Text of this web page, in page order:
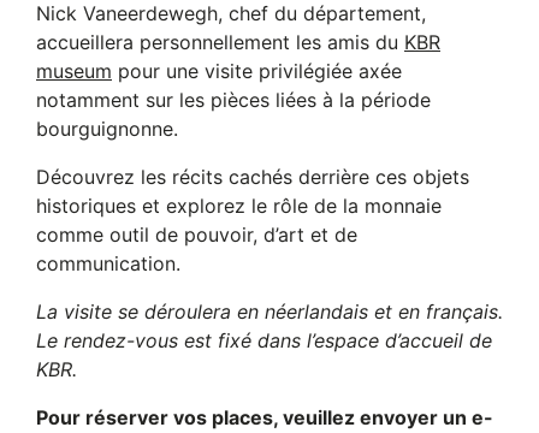
Nick Vaneerdewegh, chef du département,
accueillera personnellement les amis du KBR
museum pour une visite privilégiée axée
notamment sur les pièces liées à la période
bourguignonne.
Découvrez les récits cachés derrière ces objets
historiques et explorez le rôle de la monnaie
comme outil de pouvoir, d’art et de
communication.
La visite se déroulera en néerlandais et en français.
Le rendez-vous est fixé dans l’espace d’accueil de
KBR.
Pour réserver vos places, veuillez envoyer un e-